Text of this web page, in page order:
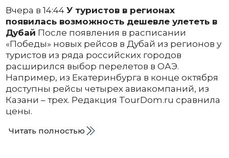
Вчера в 14:44 У туристов в регионах
появилась возможность дешевле улететь в
Дубай После появления в расписании
«Победы» новых рейсов в Дубай из регионов у
туристов из ряда российских городов
расширился выбор перелетов в ОАЭ.
Например, из Екатеринбурга в конце октября
доступны рейсы четырех авиакомпаний, из
Казани – трех. Редакция TourDom.ru сравнила
цены.
Читать полностью